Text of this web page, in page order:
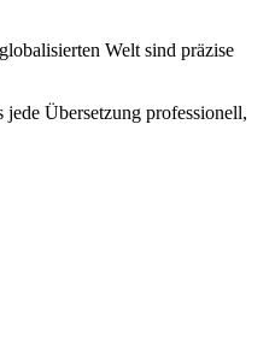
Welt sind präzise
Übersetzung professionell,